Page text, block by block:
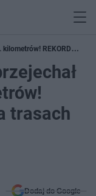
kilometrów! REKORD
trasach
Dodaj do Google